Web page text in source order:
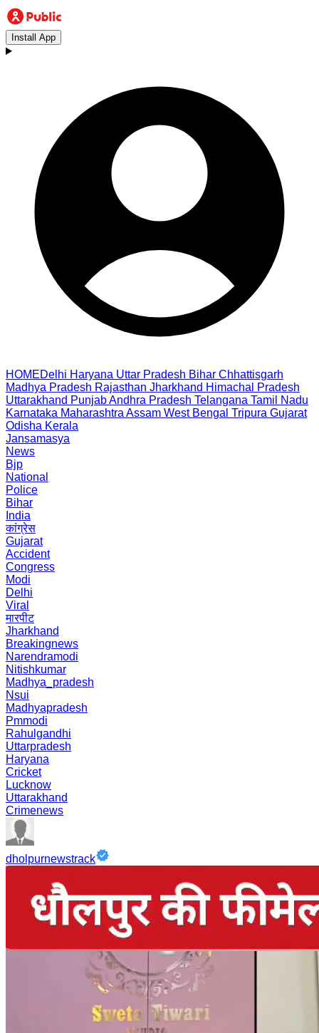
Install App
HOMEDelhi Haryana Uttar Pradesh Bihar Chhattisgarh
Madhya Pradesh Rajasthan Jharkhand Himachal Pradesh
Uttarakhand PunjabAndhra Pradesh Telangana Tamil Nadu
Karnataka Maharashtra Assam West Bengal Tripura Gujarat
Odisha Kerala
Jansamasya
News
Bjp
National
Police
Bihar
India
कांग्रेस
Gujarat
Accident
Congress
Modi
Delhi
Viral
मारपीट
Jharkhand
Breakingnews
Narendramodi
Nitishkumar
Madhya_pradesh
Nsui
Madhyapradesh
Pmmodi
Rahulgandhi
Uttarpradesh
Haryana
Cricket
Lucknow
Uttarakhand
Crimenews
dholpurnewstrack